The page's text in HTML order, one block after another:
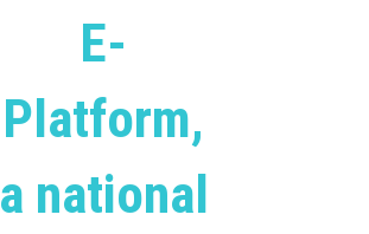
E-
Platform,
a national